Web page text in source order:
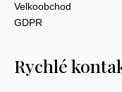
Velkoobchod
GDPR
Rychlé